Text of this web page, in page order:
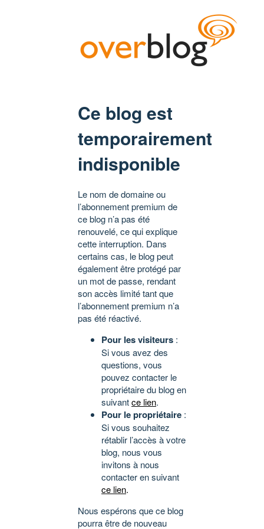
Ce blog est
temporairement
indisponible
Le nom de domaine ou
l’abonnement premium de
ce blog n’a pas été
renouvelé, ce qui explique
cette interruption. Dans
certains cas, le blog peut
également être protégé par
un mot de passe, rendant
son accès limité tant que
l’abonnement premium n’a
pas été réactivé.
Pour les visiteurs :
Si vous avez des
questions, vous
pouvez contacter le
propriétaire du blog en
suivantce lien.
Pour le propriétaire :
Si vous souhaitez
rétablir l’accès à votre
blog, nous vous
invitons à nous
contacter en suivant
ce lien.
Nous espérons que ce blog
pourra être de nouveau